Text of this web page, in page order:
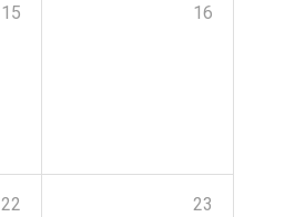
15 16
22 23